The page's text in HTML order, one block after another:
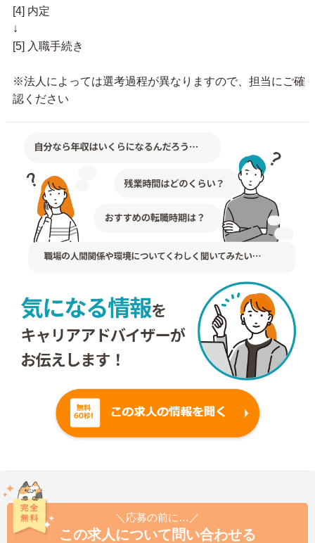
[4] 内定
↓
[5] 入職手続き
※法人によっては選考過程が異なりますので、担当にご確
認ください
＼応募の前に…／
この求人について問い合わせる